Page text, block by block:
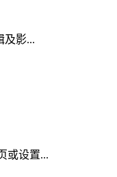
及影...
或设置...